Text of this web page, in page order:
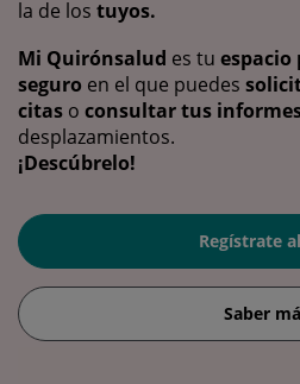
la de los tuyos.
Mi Quirónsalud es tu espacio
seguro en el que puedes
citas o consultar tus
desplazamientos.
¡Descúbrelo!
Regístrate
Saber